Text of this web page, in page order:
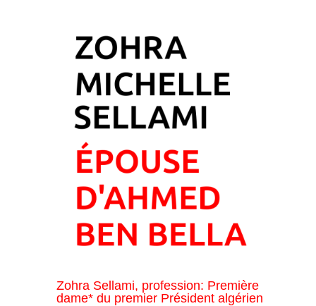
Zohra Sellami, profession: Première
dame* du premier Président algérien